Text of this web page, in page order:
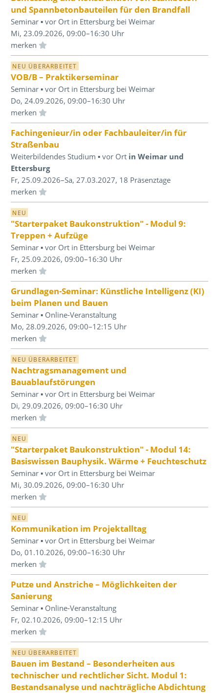
und Spannbetonbauteilen für den Brandfall
Seminar ▪ vor Ort in Ettersburg bei Weimar
Mi, 23.09.2026, 09:00–16:30 Uhr
Einloggen und Merkliste benutzen
NEU ÜBERARBEITET
VOB/B – Praktikerseminar
Seminar ▪ vor Ort in Ettersburg bei Weimar
Do, 24.09.2026, 09:00–16:30 Uhr
Einloggen und Merkliste benutzen
Fachingenieur/in oder Fachbauleiter/in für
Straßenbau
Weiterbildendes Studium ▪ vor Ort in Weimar und
Ettersburg
Fr, 25.09.2026–Sa, 27.03.2027, 18 Präsenztage
Einloggen und Merkliste benutzen
NEU
"Starterpaket Baukonstruktion" - Modul 9:
Treppen + Aufzüge
Seminar ▪ vor Ort in Ettersburg bei Weimar
Fr, 25.09.2026, 09:00–16:30 Uhr
Einloggen und Merkliste benutzen
Grundlagen-Seminar: Künstliche Intelligenz (KI)
beim Planen und Bauen
Seminar ▪ Online-Veranstaltung
Mo, 28.09.2026, 09:00–12:15 Uhr
Einloggen und Merkliste benutzen
NEU ÜBERARBEITET
Nachtragsmanagement und
Bauablaufstörungen
Seminar ▪ vor Ort in Ettersburg bei Weimar
Di, 29.09.2026, 09:00–16:30 Uhr
Einloggen und Merkliste benutzen
NEU
"Starterpaket Baukonstruktion" - Modul 14:
Basiswissen Bauphysik. Wärme + Feuchteschutz
Seminar ▪ vor Ort in Ettersburg bei Weimar
Mi, 30.09.2026, 09:00–16:30 Uhr
Einloggen und Merkliste benutzen
NEU
Kommunikation im Projektalltag
Seminar ▪ vor Ort in Ettersburg bei Weimar
Do, 01.10.2026, 09:00–16:30 Uhr
Einloggen und Merkliste benutzen
Putze und Anstriche – Möglichkeiten der
Sanierung
Seminar ▪ Online-Veranstaltung
Fr, 02.10.2026, 09:00–12:15 Uhr
Einloggen und Merkliste benutzen
NEU ÜBERARBEITET
Bauen im Bestand – Besonderheiten aus
technischer und rechtlicher Sicht. Modul 1:
Bestandsanalyse und nachträgliche Abdichtung